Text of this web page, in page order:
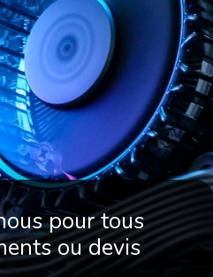
pour tous
ou devis